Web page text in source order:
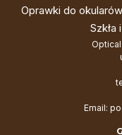
Oprawki do okularów
Email: